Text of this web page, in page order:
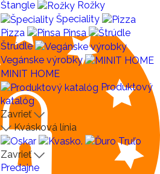
Štangle
Rožky
Špeciality
Pizza
Pinsa
Štrúdle
Vegánske výrobky
MINIT HOME
Produktový
katalóg
Zavrieť
Kvásková línia
Zavrieť
Predajne